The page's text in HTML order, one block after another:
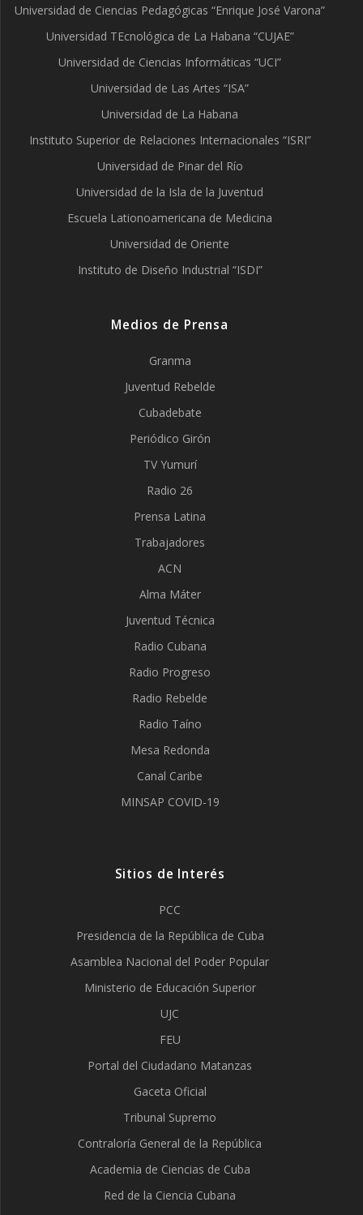
Universidad de Ciencias Pedagógicas “Enrique José Varona”
Universidad TEcnológica de La Habana “CUJAE”
Universidad de Ciencias Informáticas “UCI”
Universidad de Las Artes “ISA”
Universidad de La Habana
Instituto Superior de Relaciones Internacionales “ISRI”
Universidad de Pinar del Río
Universidad de la Isla de la Juventud
Escuela Lationoamericana de Medicina
Universidad de Oriente
Instituto de Diseño Industrial “ISDI”
Medios de Prensa
Granma
Juventud Rebelde
Cubadebate
Periódico Girón
TV Yumurí
Radio 26
Prensa Latina
Trabajadores
ACN
Alma Máter
Juventud Técnica
Radio Cubana
Radio Progreso
Radio Rebelde
Radio Taíno
Mesa Redonda
Canal Caribe
MINSAP COVID-19
Sitios de Interés
PCC
Presidencia de la República de Cuba
Asamblea Nacional del Poder Popular
Ministerio de Educación Superior
UJC
FEU
Portal del Ciudadano Matanzas
Gaceta Oficial
Tribunal Supremo
Contraloría General de la República
Academia de Ciencias de Cuba
Red de la Ciencia Cubana